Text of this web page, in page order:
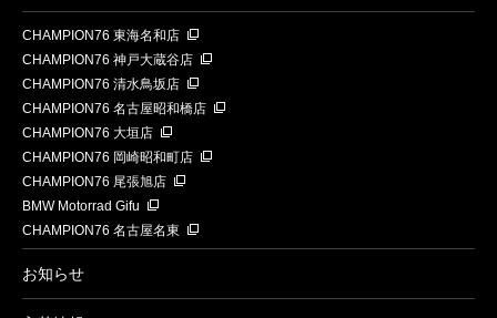
CHAMPION76 東海名和店
CHAMPION76 神戸大蔵谷店
CHAMPION76 清水鳥坂店
CHAMPION76 名古屋昭和橋店
CHAMPION76 大垣店
CHAMPION76 岡崎昭和町店
CHAMPION76 尾張旭店
BMW Motorrad Gifu
CHAMPION76 名古屋名東
お知らせ